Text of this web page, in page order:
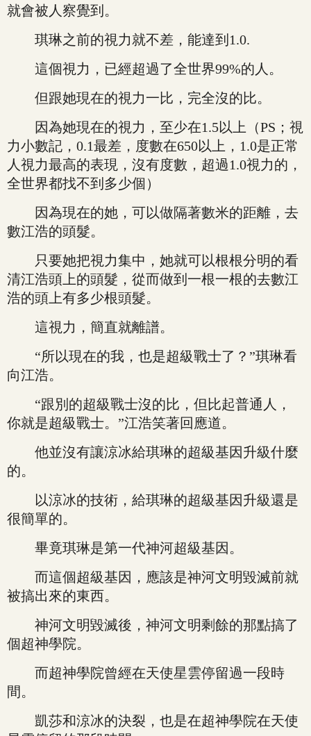
就會被人察覺到。
琪琳之前的視力就不差，能達到1.0.
這個視力，已經超過了全世界99%的人。
但跟她現在的視力一比，完全沒的比。
因為她現在的視力，至少在1.5以上（PS；視
力小數記，0.1最差，度數在650以上，1.0是正常
人視力最高的表現，沒有度數，超過1.0視力的，
全世界都找不到多少個）
因為現在的她，可以做隔著數米的距離，去
數江浩的頭髮。
只要她把視力集中，她就可以根根分明的看
清江浩頭上的頭髮，從而做到一根一根的去數江
浩的頭上有多少根頭髮。
這視力，簡直就離譜。
“所以現在的我，也是超級戰士了？”琪琳看
向江浩。
“跟別的超級戰士沒的比，但比起普通人，
你就是超級戰士。”江浩笑著回應道。
他並沒有讓涼冰給琪琳的超級基因升級什麼
的。
以涼冰的技術，給琪琳的超級基因升級還是
很簡單的。
畢竟琪琳是第一代神河超級基因。
而這個超級基因，應該是神河文明毀滅前就
被搞出來的東西。
神河文明毀滅後，神河文明剩餘的那點搞了
個超神學院。
而超神學院曾經在天使星雲停留過一段時
間。
凱莎和涼冰的決裂，也是在超神學院在天使